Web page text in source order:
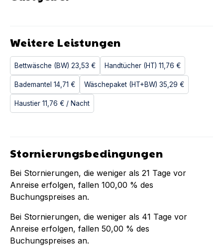
Weitere Leistungen
Bettwäsche (BW) 23,53 € Handtücher (HT) 11,76 €
Bademantel 14,71 € Wäschepaket (HT+BW) 35,29 €
Haustier 11,76 € / Nacht
Stornierungsbedingungen
Bei Stornierungen, die weniger als 21 Tage vor
Anreise erfolgen, fallen 100,00 % des
Buchungspreises an.
Bei Stornierungen, die weniger als 41 Tage vor
Anreise erfolgen, fallen 50,00 % des
Buchungspreises an.